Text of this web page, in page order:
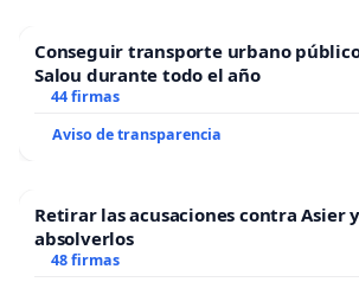
Conseguir transporte urbano
Salou durante todo el año
44 firmas
Aviso de transparencia
Retirar las acusaciones contra Asier
absolverlos
48 firmas